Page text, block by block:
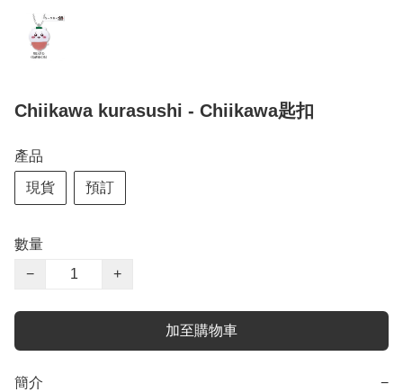
Chiikawa kurasushi - Chiikawa匙扣
產品
現貨 預訂
數量
−
+
加至購物車
簡介 −